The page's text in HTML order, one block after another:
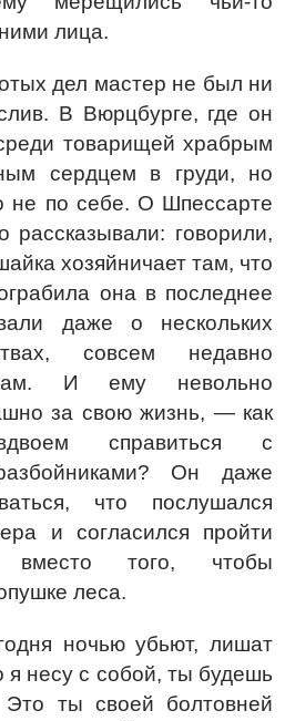
лица.
дел мастер не был ни
В Вюрцбурге, где он
товарищей храбрым
сердцем в груди, но
не по себе. О Шпессарте
рассказывали: говорили,
хозяйничает там, что
она в последнее
даже о нескольких
совсем недавно
И ему невольно
за свою жизнь, — как
справиться с
Он даже
что послушался
и согласился пройти
того, чтобы
леса.
ночью убьют, лишат
я несу с собой, ты будешь
Это ты своей болтовней